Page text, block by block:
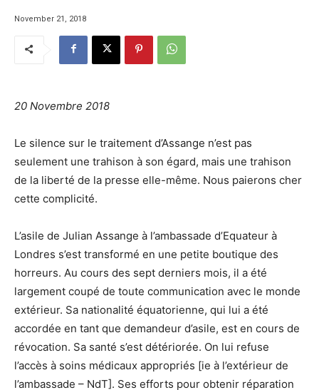
November 21, 2018
20 Novembre 2018
Le silence sur le traitement d’Assange n’est pas
seulement une trahison à son égard, mais une trahison
de la liberté de la presse elle-même. Nous paierons cher
cette complicité.
L’asile de Julian Assange à l’ambassade d’Equateur à
Londres s’est transformé en une petite boutique des
horreurs. Au cours des sept derniers mois, il a été
largement coupé de toute communication avec le monde
extérieur. Sa nationalité équatorienne, qui lui a été
accordée en tant que demandeur d’asile, est en cours de
révocation. Sa santé s’est détériorée. On lui refuse
l’accès à soins médicaux appropriés [ie à l’extérieur de
l’ambassade – NdT]. Ses efforts pour obtenir réparation